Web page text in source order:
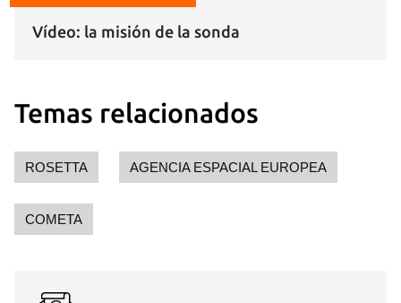
Vídeo: la misión de la sonda
Temas relacionados
ROSETTA AGENCIA ESPACIAL EUROPEA
COMETA